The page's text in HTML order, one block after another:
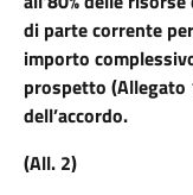
di parte corrente
importo
prospetto (Allegato
dell’accordo.
(All. 2)